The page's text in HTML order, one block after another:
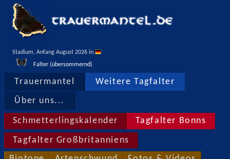
Stadium, Anfang August 2026 in
Falter (übersommernd)
Trauermantel Weitere Tagfalter
Über uns...
Schmetterlingskalender Tagfalter Bonns
Tagfalter Großbritanniens